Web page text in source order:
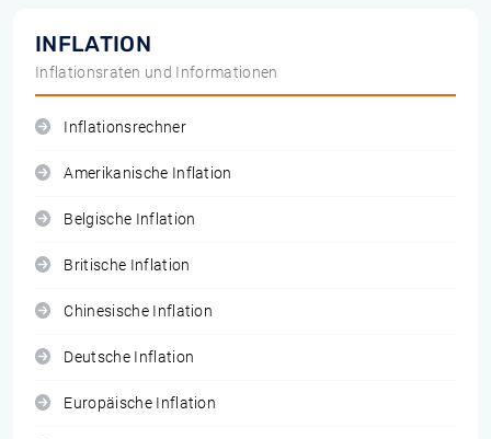
INFLATION
Inflationsraten und Informationen
Inflationsrechner
Amerikanische Inflation
Belgische Inflation
Britische Inflation
Chinesische Inflation
Deutsche Inflation
Europäische Inflation